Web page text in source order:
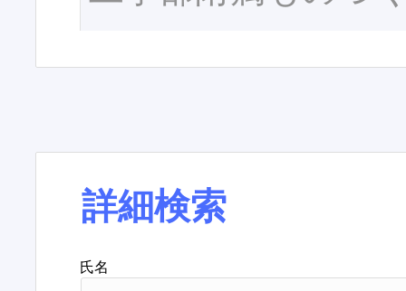
詳細検索
氏名